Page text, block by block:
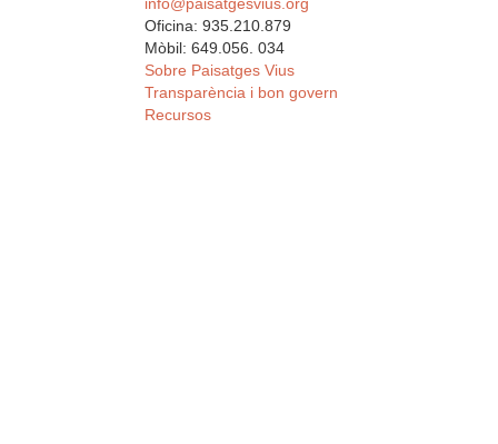
Oficina: 935.210.879
Mòbil: 649.056. 034
Sobre Paisatges Vius
Transparència i bon govern
Recursos